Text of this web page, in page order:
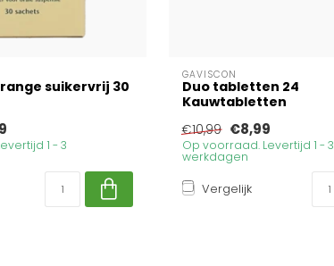
suikervrij 30
1 - 3
GAVISCON
Duo tabletten 24
Kauwtabletten
€10,99 €8,99
Op voorraad. Levertijd 1 - 3
werkdagen
Vergelijk